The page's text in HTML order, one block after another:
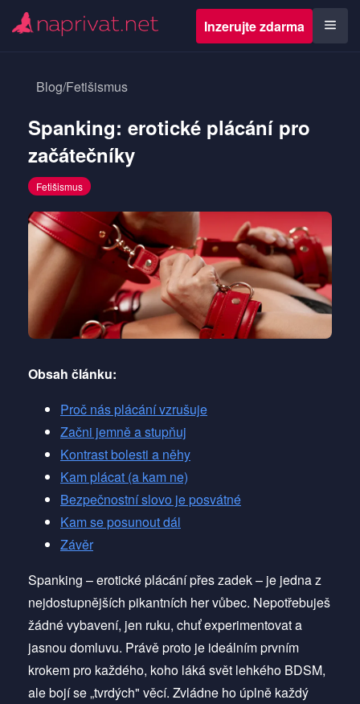
Inzerujte zdarma
Blog/Fetišismus
Spanking: erotické plácání pro
začátečníky
Fetišismus
Obsah článku:
Proč nás plácání vzrušuje
Začni jemně a stupňuj
Kontrast bolesti a něhy
Kam plácat (a kam ne)
Bezpečnostní slovo je posvátné
Kam se posunout dál
Závěr
Spanking – erotické plácání přes zadek – je jedna z
nejdostupnějších pikantních her vůbec. Nepotřebuješ
žádné vybavení, jen ruku, chuť experimentovat a
jasnou domluvu. Právě proto je ideálním prvním
krokem pro každého, koho láká svět lehkého BDSM,
ale bojí se „tvrdých" věcí. Zvládne ho úplně každý